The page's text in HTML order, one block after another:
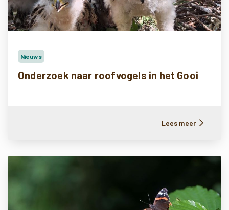
Nieuws
Onderzoek naar roofvogels in het Gooi
Lees meer